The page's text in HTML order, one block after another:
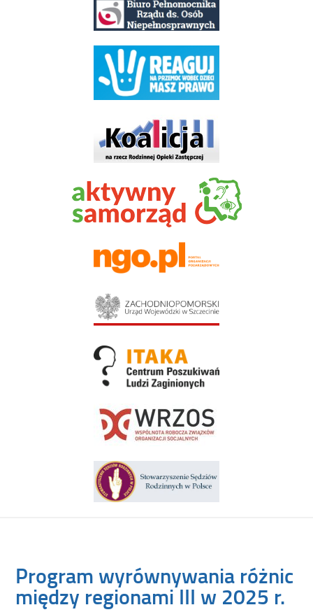
Program wyrównywania różnic
między regionami III w 2025 r.